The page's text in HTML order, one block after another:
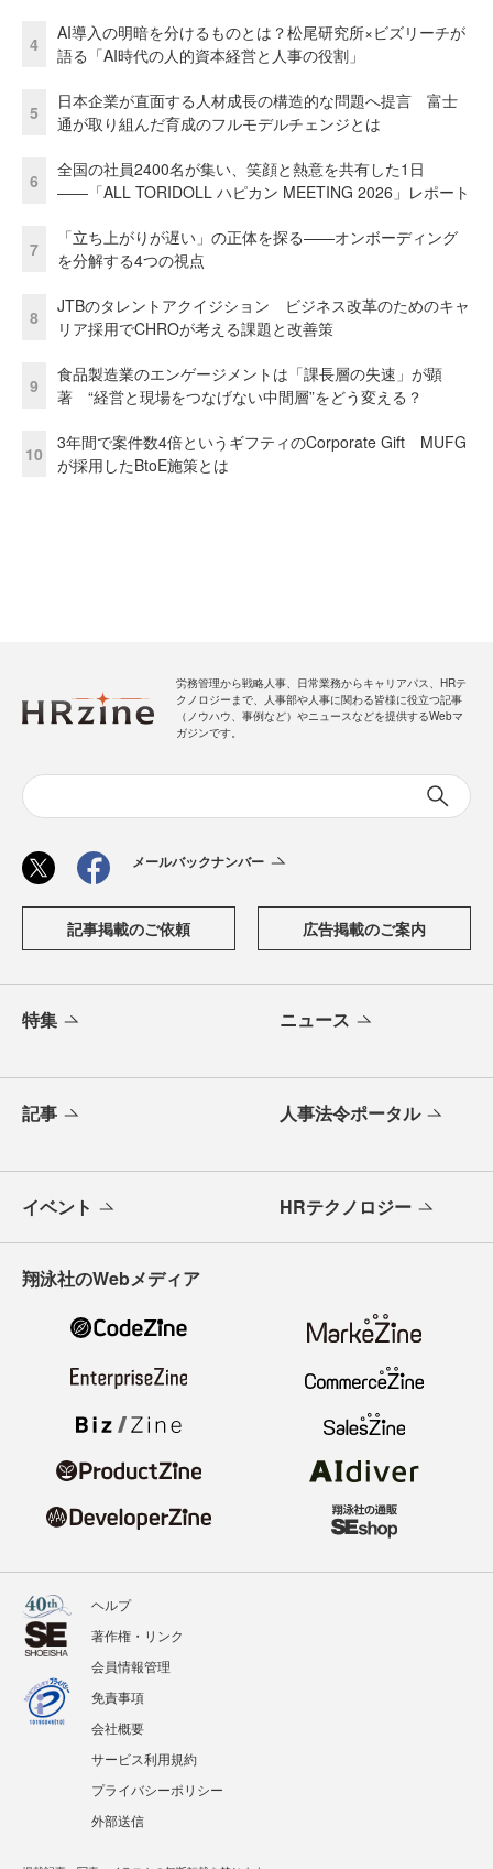
4
AI導入の明暗を分けるものとは？松尾研究所×ビズリーチが
語る「AI時代の人的資本経営と人事の役割」
5
日本企業が直面する人材成長の構造的な問題へ提言 富士
通が取り組んだ育成のフルモデルチェンジとは
6
全国の社員2400名が集い、笑顔と熱意を共有した1日
――「ALL TORIDOLL ハピカン MEETING 2026」レポート
7
「立ち上がりが遅い」の正体を探る——オンボーディング
を分解する4つの視点
8
JTBのタレントアクイジション ビジネス改革のためのキャ
リア採用でCHROが考える課題と改善策
9
食品製造業のエンゲージメントは「課長層の失速」が顕
著 “経営と現場をつなげない中間層”をどう変える？
10
3年間で案件数4倍というギフティのCorporate Gift MUFG
が採用したBtoE施策とは
労務管理から戦略人事、日常業務からキャリアパス、HRテ
クノロジーまで、人事部や人事に関わる皆様に役立つ記事
（ノウハウ、事例など）やニュースなどを提供するWebマ
ガジンです。
メールバックナンバー
記事掲載のご依頼 広告掲載のご案内
特集 ニュース
記事 人事法令ポータル
イベント HRテクノロジー
翔泳社のWebメディア
ヘルプ
著作権・リンク
会員情報管理
免責事項
会社概要
サービス利用規約
プライバシーポリシー
外部送信